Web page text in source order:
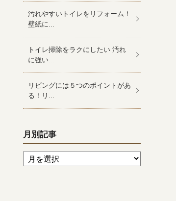
汚れやすいトイレをリフォーム！
壁紙に...
トイレ掃除をラクにしたい 汚れ
に強い...
リビングには５つのポイントがあ
る！リ...
月別記事